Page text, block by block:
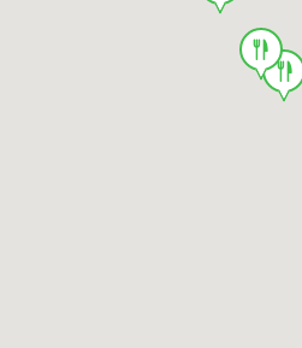
food
food